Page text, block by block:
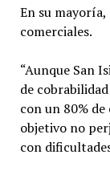
En su mayoría,
comerciales.
“Aunque San
de
con un 80%
objetivo no
con